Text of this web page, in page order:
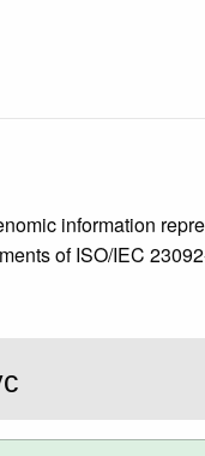
information
of ISO/IEC